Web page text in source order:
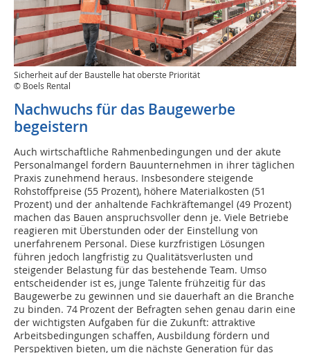
Sicherheit auf der Baustelle hat oberste Priorität
© Boels Rental
Nachwuchs für das Baugewerbe
begeistern
Auch wirtschaftliche Rahmenbedingungen und der akute
Personalmangel fordern Bauunternehmen in ihrer täglichen
Praxis zunehmend heraus. Insbesondere steigende
Rohstoffpreise (55 Prozent), höhere Materialkosten (51
Prozent) und der anhaltende Fachkräftemangel (49 Prozent)
machen das Bauen anspruchsvoller denn je. Viele Betriebe
reagieren mit Überstunden oder der Einstellung von
unerfahrenem Personal. Diese kurzfristigen Lösungen
führen jedoch langfristig zu Qualitätsverlusten und
steigender Belastung für das bestehende Team. Umso
entscheidender ist es, junge Talente frühzeitig für das
Baugewerbe zu gewinnen und sie dauerhaft an die Branche
zu binden. 74 Prozent der Befragten sehen genau darin eine
der wichtigsten Aufgaben für die Zukunft: attraktive
Arbeitsbedingungen schaffen, Ausbildung fördern und
Perspektiven bieten, um die nächste Generation für das